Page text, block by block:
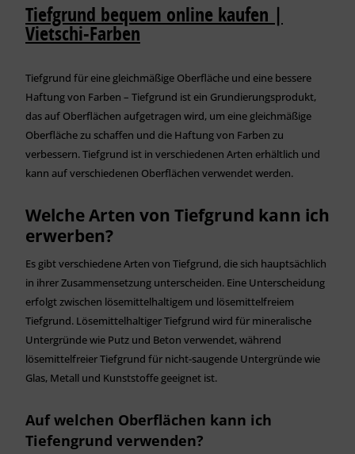
Tiefgrund bequem online kaufen |
Vietschi-Farben
Tiefgrund für eine gleichmäßige Oberfläche und eine bessere
Haftung von Farben – Tiefgrund ist ein Grundierungsprodukt,
das auf Oberflächen aufgetragen wird, um eine gleichmäßige
Oberfläche zu schaffen und die Haftung von Farben zu
verbessern. Tiefgrund ist in verschiedenen Arten erhältlich und
kann auf verschiedenen Oberflächen verwendet werden.
Welche Arten von Tiefgrund kann ich
erwerben?
Es gibt verschiedene Arten von Tiefgrund, die sich hauptsächlich
in ihrer Zusammensetzung unterscheiden. Eine Unterscheidung
erfolgt zwischen lösemittelhaltigem und lösemittelfreiem
Tiefgrund. Lösemittelhaltiger Tiefgrund wird für mineralische
Untergründe wie Putz und Beton verwendet, während
lösemittelfreier Tiefgrund für nicht-saugende Untergründe wie
Glas, Metall und Kunststoffe geeignet ist.
Auf welchen Oberflächen kann ich
Tiefengrund verwenden?